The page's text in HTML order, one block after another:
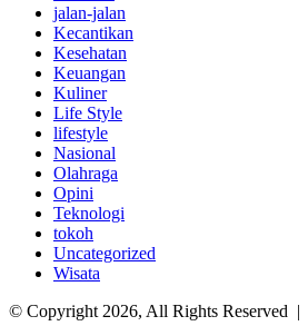
jalan-jalan
Kecantikan
Kesehatan
Keuangan
Kuliner
Life Style
lifestyle
Nasional
Olahraga
Opini
Teknologi
tokoh
Uncategorized
Wisata
© Copyright 2026, All Rights Reserved |